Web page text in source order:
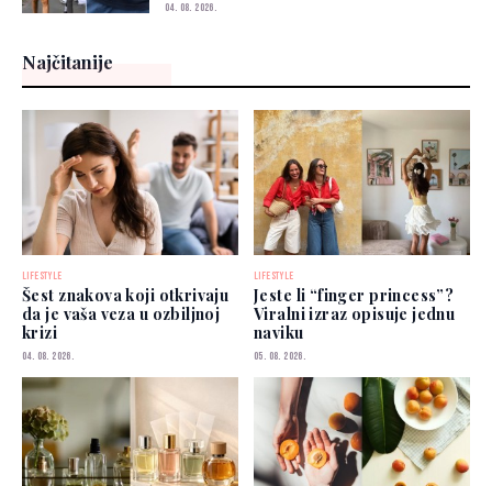
04. 08. 2026.
Najčitanije
LIFESTYLE
Šest znakova koji otkrivaju
da je vaša veza u ozbiljnoj
krizi
04. 08. 2026.
LIFESTYLE
Jeste li “finger princess”?
Viralni izraz opisuje jednu
naviku
05. 08. 2026.